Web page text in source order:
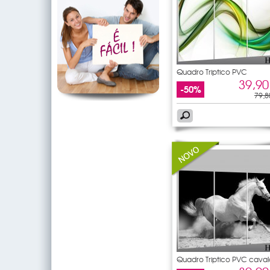
Quadro Triptico PVC
Abstratos
-50%
Quadro Triptico PVC